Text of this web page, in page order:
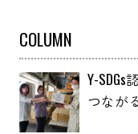
COLUMN
Y-SDGs
つなが